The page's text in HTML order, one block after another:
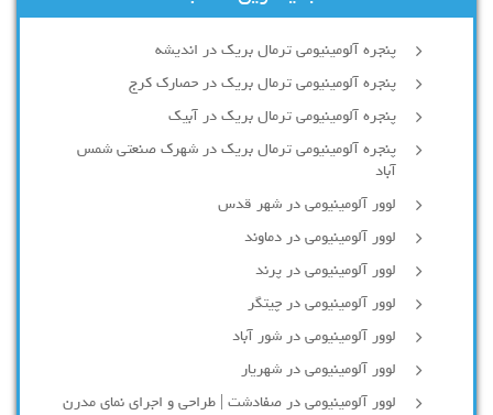
پنجره آلومینیومی ترمال بریک در اندیشه
پنجره آلومینیومی ترمال بریک در حصارک کرج
پنجره آلومینیومی ترمال بریک در آبیک
پنجره آلومینیومی ترمال بریک در شهرک صنعتی شمس
آباد
لوور آلومینیومی در شهر قدس
لوور آلومینیومی در دماوند
لوور آلومینیومی در پرند
لوور آلومینیومی در چیتگر
لوور آلومینیومی در شور آباد
لوور آلومينيومي در شهريار
لوور آلومینیومی در صفادشت | طراحی و اجرای نمای مدرن